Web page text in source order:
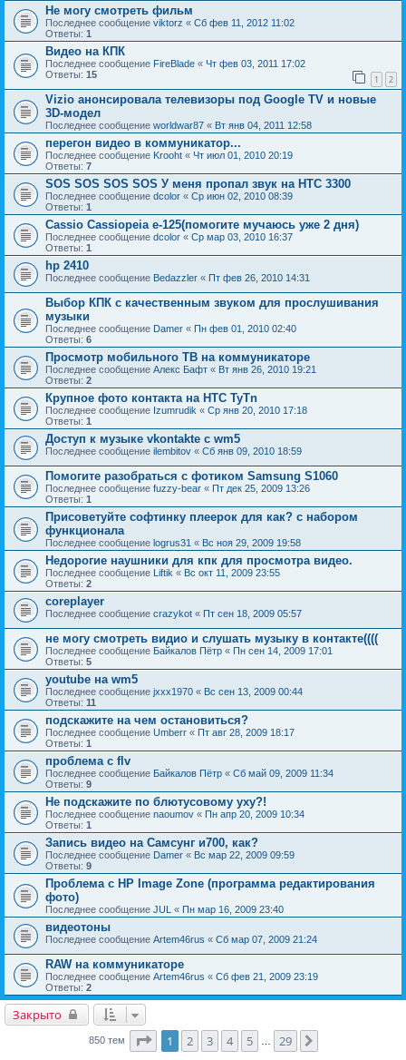
Не могу смотреть фильм
Последнее сообщение viktorz « Сб фев 11, 2012 11:02
Ответы: 1
Видео на КПК
Последнее сообщение FireBlade « Чт фев 03, 2011 17:02
Ответы: 15 1 2
Vizio анонсировала телевизоры под Google TV и новые
3D-модел
Последнее сообщение worldwar87 « Вт янв 04, 2011 12:58
перегон видео в коммуникатор...
Последнее сообщение Krooht « Чт июл 01, 2010 20:19
Ответы: 7
SOS SOS SOS SOS У меня пропал звук на HTC 3300
Последнее сообщение dcolor « Ср июн 02, 2010 08:39
Ответы: 1
Cassio Cassiopeia e-125(помогите мучаюсь уже 2 дня)
Последнее сообщение dcolor « Ср мар 03, 2010 16:37
Ответы: 1
hp 2410
Последнее сообщение Bedazzler « Пт фев 26, 2010 14:31
Выбор КПК с качественным звуком для прослушивания
музыки
Последнее сообщение Damer « Пн фев 01, 2010 02:40
Ответы: 6
Просмотр мобильного ТВ на коммуникаторе
Последнее сообщение Алекс Бафт « Вт янв 26, 2010 19:21
Ответы: 2
Крупное фото контакта на HTC TyTn
Последнее сообщение Izumrudik « Ср янв 20, 2010 17:18
Ответы: 1
Доступ к музыке vkontakte с wm5
Последнее сообщение ilembitov « Сб янв 09, 2010 18:59
Помогите разобраться с фотиком Samsung S1060
Последнее сообщение fuzzy-bear « Пт дек 25, 2009 13:26
Ответы: 1
Присоветуйте софтинку плеерок для как? с набором
функционала
Последнее сообщение logrus31 « Вс ноя 29, 2009 19:58
Недорогие наушники для кпк для просмотра видео.
Последнее сообщение Liftik « Вс окт 11, 2009 23:55
Ответы: 2
coreplayer
Последнее сообщение crazykot « Пт сен 18, 2009 05:57
не могу смотреть видио и слушать музыку в контакте((((
Последнее сообщение Байкалов Пётр « Пн сен 14, 2009 17:01
Ответы: 5
youtube на wm5
Последнее сообщение jxxx1970 « Вс сен 13, 2009 00:44
Ответы: 11
подскажите на чем остановиться?
Последнее сообщение Umberr « Пт авг 28, 2009 18:17
Ответы: 1
проблема с flv
Последнее сообщение Байкалов Пётр « Сб май 09, 2009 11:34
Ответы: 9
Не подскажите по блютусовому уху?!
Последнее сообщение naoumov « Пн апр 20, 2009 10:34
Ответы: 1
Запись видео на Самсунг и700, как?
Последнее сообщение Damer « Вс мар 22, 2009 09:59
Ответы: 9
Проблема с HP Image Zone (программа редактирования
фото)
Последнее сообщение JUL « Пн мар 16, 2009 23:40
видеотоны
Последнее сообщение Artem46rus « Сб мар 07, 2009 21:24
RAW на коммуникаторе
Последнее сообщение Artem46rus « Сб фев 21, 2009 23:19
Ответы: 2
Закрыто
850 тем Страница1 из
1 2 3 4 5 29